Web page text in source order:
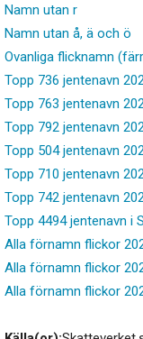
Namn utan r
Namn utan å, ä och ö
Ovanliga flicknamn
Topp 736 jentenavn
Topp 763 jentenavn
Topp 792 jentenavn
Topp 504 jentenavn
Topp 710 jentenavn
Topp 742 jentenavn
Topp 4494 jentenavn i
Alla förnamn flickor
Alla förnamn flickor
Alla förnamn flickor